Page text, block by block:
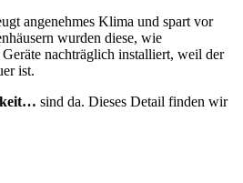
angenehmes Klima und spart vor
wurden diese, wie
nachträglich installiert, weil der
ist.
sind da. Dieses Detail finden wir